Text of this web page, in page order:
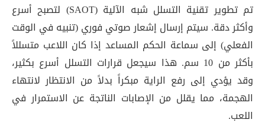
تم تطوير تقنية التسلل شبه الآلية (SAOT) لتصبح أسرع
وأكثر دقة. سيتم إرسال إشعار صوتي فوري (تنبيه في الوقت
الفعلي) إلى سماعة الحكم المساعد إذا كان اللاعب متسللاً
بأكثر من 10 سم
. هذا سيجعل قرارات التسلل أسرع بكثير،
وقد يؤدي إلى رفع الراية مبكراً بدلاً من الانتظار لانتهاء
الهجمة، مما يقلل من الإصابات الناتجة عن الاستمرار في
اللعب.